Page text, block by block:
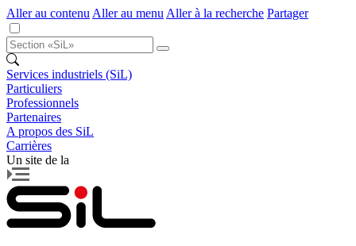
Aller au contenu Aller au menu Aller à la recherche Partager
Services industriels (SiL)
Particuliers
Professionnels
Partenaires
A propos des SiL
Carrières
Un site de la